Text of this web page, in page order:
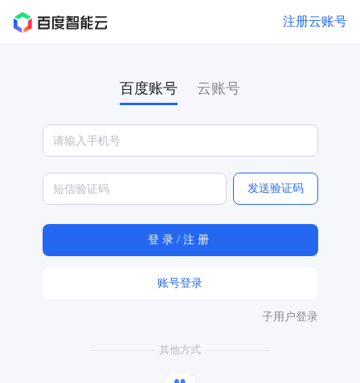
注册云账号
百度账号 云账号
发送验证码
账号登录
子用户登录
其他方式